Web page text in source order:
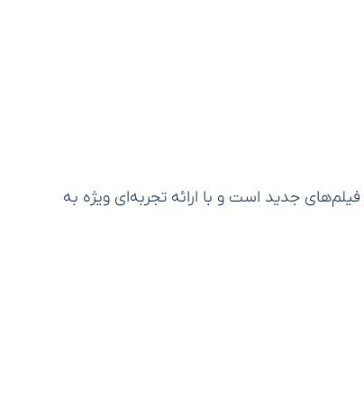
جدید است و با ارائه تجربه‌ای ویژه به